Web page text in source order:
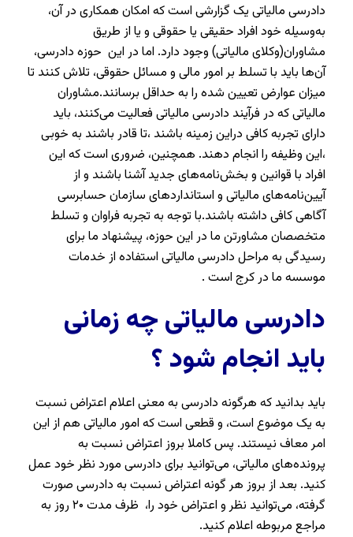
دادرسی مالیاتی یک گزارشی است که امکان همکاری در آن،
به‌وسیله خود افراد حقیقی یا حقوقی و یا از طریق
مشاوران(وکلای مالیاتی) وجود دارد. اما در این حوزه دادرسی،
آن‌ها باید با تسلط بر امور مالی و مسائل حقوقی، تلاش کنند تا
میزان عوارض تعیین شده را به حداقل برسانند.مشاوران
مالیاتی که در فرآیند دادرسی مالیاتی فعالیت می‌کنند، باید
دارای تجربه کافی دراین زمینه باشند ،تا قادر باشند به خوبی
،این وظیفه را انجام دهند. همچنین، ضروری است که این
افراد با قوانین و بخش‌نامه‌های جدید آشنا باشند و از
آیین‌نامه‌های مالیاتی و استانداردهای سازمان حسابرسی
آگاهی کافی داشته باشند.با توجه به تجربه فراوان و تسلط
متخصصان مشاورتن ما در این حوزه، پیشنهاد ما برای
رسیدگی به مراحل دادرسی مالیاتی استفاده از خدمات
موسسه ما در کرج است .
دادرسی مالیاتی چه زمانی
باید انجام شود ؟
باید بدانید که هرگونه دادرسی به معنی اعلام اعتراض نسبت
به یک موضوع است، و قطعی است که امور مالیاتی هم از این
امر معاف نیستند. پس کاملا بروز اعتراض نسبت به
پرونده‌های مالیاتی، می‌توانید برای دادرسی مورد نظر خود عمل
کنید. بعد از بروز هر گونه اعتراض نسبت به دادرسی صورت
گرفته، می‌توانید نظر و اعتراض خود را، ظرف مدت ۲۰ روز به
مراجع مربوطه اعلام کنید.